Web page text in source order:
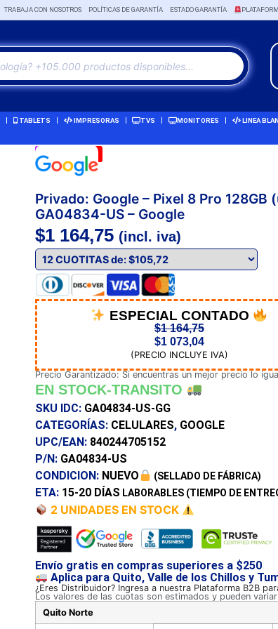
TRABAJA CON NOSOTROS POLÍTICAS DE GARANTÍA ESTADO GARANTÍA
TABLETS IMPRESORAS TVS MONITORES LINEA
Remate! -3%
Privado: Google – Pixel 8 Pro 128GB
GA04834-US – Google
$1 164,75 (incl. iva)
ESPECIAL CONTADO
$1 164,75
$1 073,04
(PRECIO INCLUYE IVA)
Precio Garantizado: Si encuentras un mejor precio lo
EN STOCK-TRANSITO
SKU IDC: GA04834-US-GG
CATEGORÍAS: CELULARES, GOOGLE
UPC/EAN: 840244705152
P/N: GA04834-US
CONDICION: NUEVO (SELLADO DE FÁBRICA)
ETA: 15-20 DÍAS LABORABLES (TIEMPO DE
2 UNIDADES EN STOCK
Envío gratis en compras superiores a $250
Aplica para Quito, Valle de los Chillos y
¿Eres Distribuidor? Ingresa a nuestra Plataforma B2B
Los valores de las cuotas son estimados y pueden
Quito Norte